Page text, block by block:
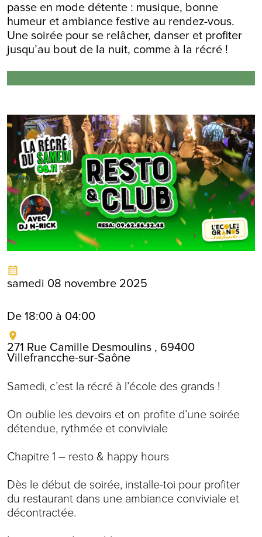
passe en mode détente : musique, bonne
humeur et ambiance festive au rendez-vous.
Une soirée pour se relâcher, danser et profiter
jusqu’au bout de la nuit, comme à la récré !
samedi 08 novembre 2025
De 18:00 à 04:00
271 Rue Camille Desmoulins , 69400
Villefrancche-sur-Saône
Samedi, c’est la récré à l’école des grands !
On oublie les devoirs et on profite d’une soirée
détendue, rythmée et conviviale
Chapitre 1 – resto & happy hours
Dès le début de soirée, installe-toi pour profiter
du restaurant dans une ambiance conviviale et
décontractée.